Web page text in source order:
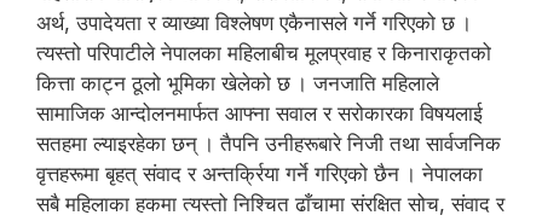
अर्थ, उपादेयता र व्याख्या विश्लेषण एकैनासले गर्ने गरिएको छ ।
त्यस्तो परिपाटीले नेपालका महिलाबीच मूलप्रवाह र किनाराकृतको
कित्ता काट्न ठूलो भूमिका खेलेको छ । जनजाति महिलाले
सामाजिक आन्दोलनमार्फत आफ्ना सवाल र सरोकारका विषयलाई
सतहमा ल्याइरहेका छन् । तैपनि उनीहरूबारे निजी तथा सार्वजनिक
वृत्तहरूमा बृहत् संवाद र अन्तर्क्रिया गर्ने गरिएको छैन । नेपालका
सबै महिलाका हकमा त्यस्तो निश्चित ढाँचामा संरक्षित सोच, संवाद र